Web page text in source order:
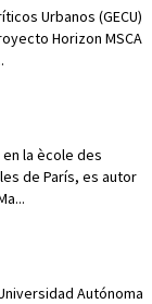
Urbanos (GECU)
Horizon MSCA
la ècole des
de París, es autor
Autónoma